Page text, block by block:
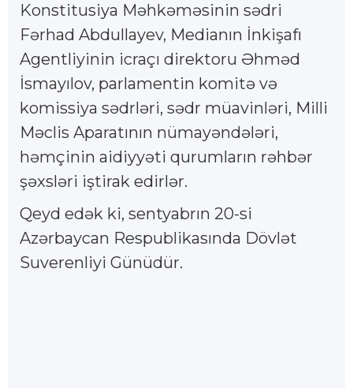
Konstitusiya Məhkəməsinin sədri
Fərhad Abdullayev, Medianın İnkişafı
Agentliyinin icraçı direktoru Əhməd
İsmayılov, parlamentin komitə və
komissiya sədrləri, sədr müavinləri, Milli
Məclis Aparatının nümayəndələri,
həmçinin aidiyyəti qurumların rəhbər
şəxsləri iştirak edirlər.
Qeyd edək ki, sentyabrın 20-si
Azərbaycan Respublikasında Dövlət
Suverenliyi Günüdür.